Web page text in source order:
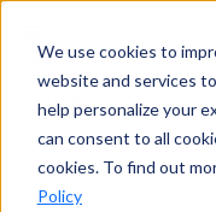
We use cookies to
website and services
help personalize your
can consent to all
cookies. To find out
Policy
Buscar en
Buscar en